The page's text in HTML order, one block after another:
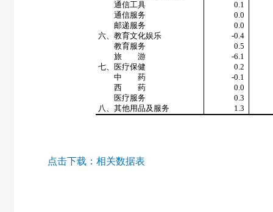
通信工具
0.1
通信服务
0.0
邮递服务
0.0
六、教育文化娱乐
-0.4
教育服务
0.5
旅 游
-6.1
七、医疗保健
0.2
中 药
-0.1
西 药
0.0
医疗服务
0.3
八、其他用品及服务
1.3
点击下载： 相关数据表